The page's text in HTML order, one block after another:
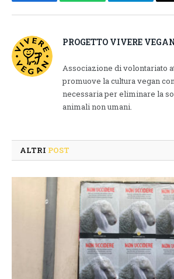
PROGETTO VIVERE
Associazione di volontariato
promuove la cultura vegan
necessaria per eliminare la
animali non umani.
ALTRI POST